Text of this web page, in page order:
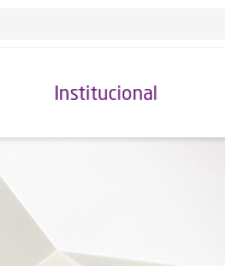
Institucional